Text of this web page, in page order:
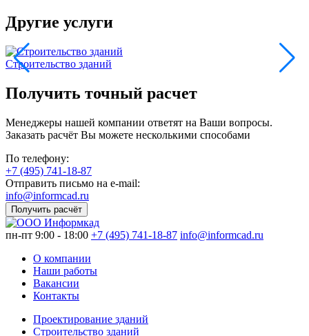
Другие услуги
Строительство зданий
Получить точный расчет
Менеджеры нашей компании ответят на Ваши вопросы.
Заказать расчёт Вы можете несколькими способами
По телефону:
+7 (495) 741-18-87
Отправить письмо на e-mail:
info@informcad.ru
Получить расчёт
пн-пт 9:00 - 18:00 +7 (495) 741-18-87 info@informcad.ru
О компании
Наши работы
Вакансии
Контакты
Проектирование зданий
Строительство зданий